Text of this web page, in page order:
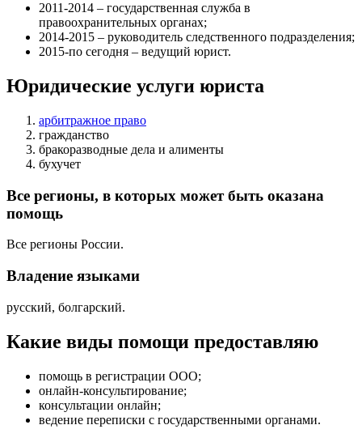
2011-2014 – государственная служба в
правоохранительных органах;
2014-2015 – руководитель следственного подразделения;
2015-по сегодня – ведущий юрист.
Юридические услуги юриста
арбитражное право
гражданство
бракоразводные дела и алименты
бухучет
Все регионы, в которых может быть оказана
помощь
Все регионы России.
Владение языками
русский, болгарский.
Какие виды помощи предоставляю
помощь в регистрации ООО;
онлайн-консультирование;
консультации онлайн;
ведение переписки с государственными органами.